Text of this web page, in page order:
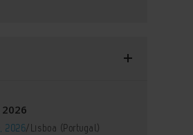
2026
2026/Lisboa (Portugal)